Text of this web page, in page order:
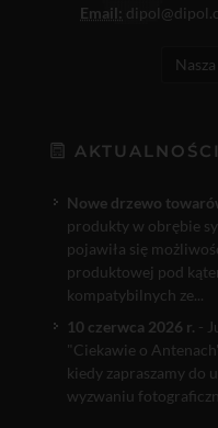
Email:
AKTUALNOŚCI
Nowe drzewo
produkty w obrębie
pojawiła się
produktowej pod
kompatybilnych ze...
10 czerwca 2026 r. -
"Ciekawie o
kiedy zapraszamy do
wyzwaniu